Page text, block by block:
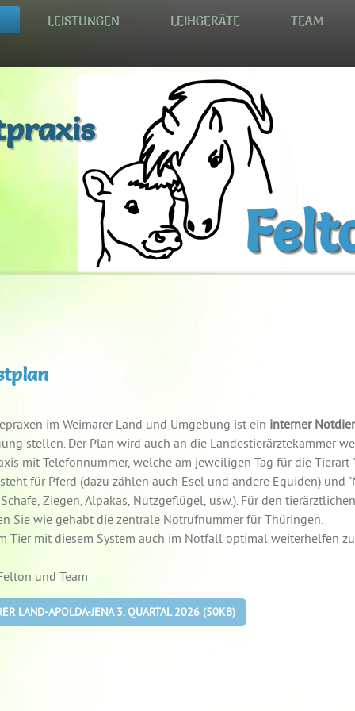
LEISTUNGEN LEIHGERÄTE TEAM
im Weimarer Land und Umgebung ist ein interner
stellen. Der Plan wird auch an die Landestierärztekammer
mit Telefonnummer, welche am jeweiligen Tag für die Tierart
für Pferd (dazu zählen auch Esel und andere Equiden) und
Ziegen, Alpakas, Nutzgeflügel, usw.). Für den
Sie wie gehabt die zentrale Notrufnummer für Thüringen.
Tier mit diesem System auch im Notfall optimal weiterhelfen
und Team
LAND-APOLDA-JENA 3. QUARTAL 2026 (50KB)